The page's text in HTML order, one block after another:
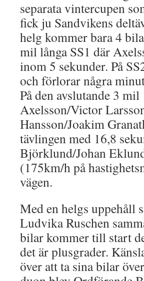
separata vintercupen
fick ju Sandvikens
helg kommer bara 4
mil långa SS1 där
inom 5 sekunder. På
och förlorar några
På den avslutande 3
Axelsson/Victor
Hansson/Joakim
tävlingen med 16,8
Björklund/Johan
(175km/h på
vägen.
Med en helgs uppehåll
Ludvika Ruschen
bilar kommer till start
det är plusgrader.
över att ta sina bilar